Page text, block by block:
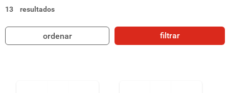
13
ordenar filtrar
4º iogurte
queijo